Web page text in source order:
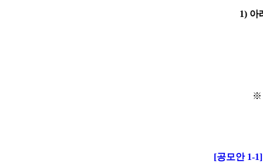
1) 아
※
[공모안 1-